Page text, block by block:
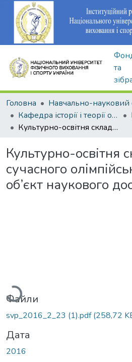
та
Головна
Кафедра історії і теорії олімпійського спорту
Культурно-освітня складова сучасного олімпійського руху як об’єкт наукового дослідження
Культурно-освітня
сучасного
об’єкт наукового
Вантажиться...
Файли
svp_2016_2_23 (1).pdf(258,72
Дата
2016